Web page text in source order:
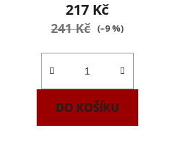
217 Kč
241 Kč (–9 %)
DO KOŠÍKU